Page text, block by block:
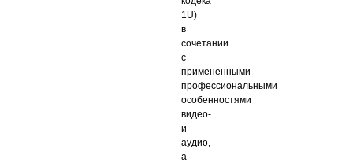
1U)
в
сочетании
с
примененными
профессиональными
особенностями
видео-
и
аудио,
а